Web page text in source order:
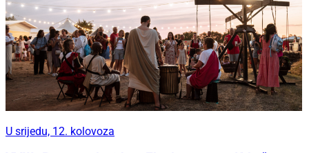
U srijedu, 12. kolovoza